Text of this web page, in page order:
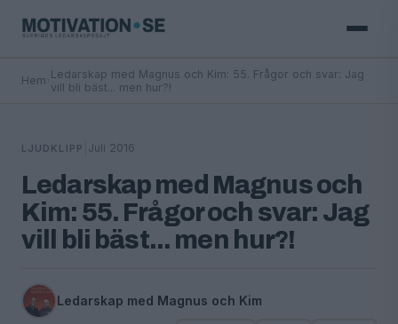
Hem Ledarskap med Magnus och Kim: 55. Frågor och svar: Jag
vill bli bäst... men hur?!
LJUDKLIPP Juli 2016
Ledarskap med Magnus och
Kim: 55. Frågor och svar: Jag
vill bli bäst... men hur?!
Ledarskap med Magnus och Kim